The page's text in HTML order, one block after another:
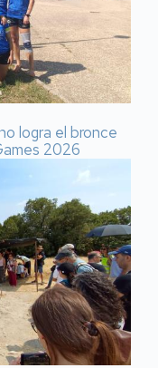
logra el bronce
2026